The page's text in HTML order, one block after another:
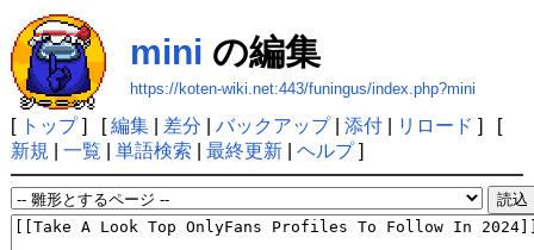
mini の編集
https://koten-wiki.net:443/funingus/index.php?mini
[ トップ] [編集| 差分 バックアップ| 添付| リロード ] [
新規
一覧 単語検索 最終更新| ヘルプ]